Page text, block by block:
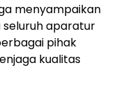
menyampaikan
seluruh aparatur
pihak
kualitas